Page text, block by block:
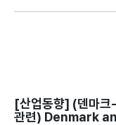
[산업동향]
관련) Denmark